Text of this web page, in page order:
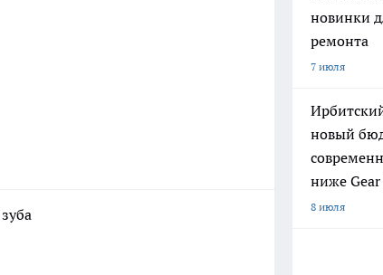
новинки
ремонта
7 июля
новый
ниже Gear
8 июля